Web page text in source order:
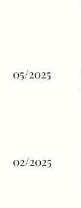
05/2025
02/2025